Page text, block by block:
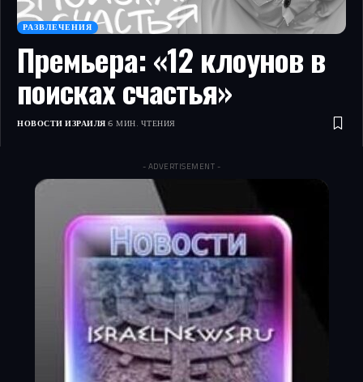
РАЗВЛЕЧЕНИЯ
Премьера: «12 клоунов в
поисках счастья»
НОВОСТИ ИЗРАИЛЯ 6 МИН. ЧТЕНИЯ
- ADVERTISEMENT -